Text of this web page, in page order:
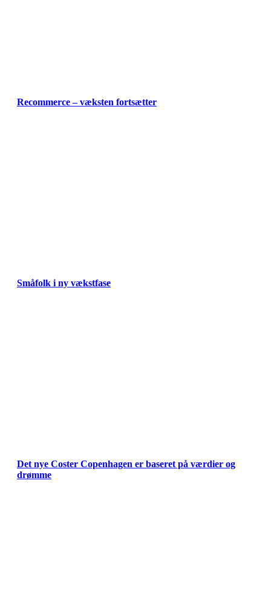
Recommerce – væksten fortsætter
Småfolk i ny vækstfase
Det nye Coster Copenhagen er baseret på værdier og
drømme